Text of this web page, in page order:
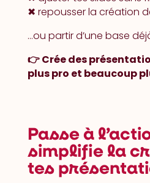
✖︎ repousser la création
…ou partir d’une base
👉 Crée des
plus pro et beaucoup
Passe à
simplifie la
tes